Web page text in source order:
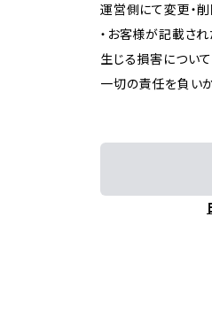
運営側にて変更・
・お客様が記載さ
生じる損害について
一切の責任を負いか